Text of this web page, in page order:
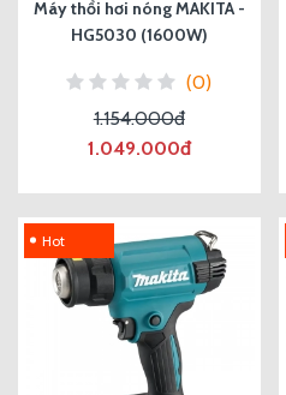
Máy thổi hơi nóng MAKITA -
HG5030 (1600W)
(0)
1.154.000đ
1.049.000đ
Hot